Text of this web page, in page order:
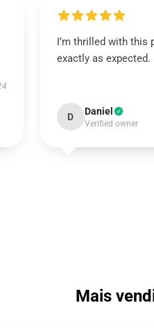
I’m thrilled with this
exactly as expected.
D Daniel
Verified owner
Mais